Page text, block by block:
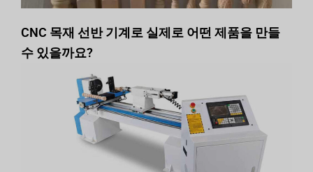
CNC 목재 선반 기계로 실제로 어떤 제품을 만들
수 있을까요?